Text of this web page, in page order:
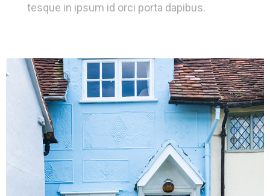
tesque in ipsum id orci porta dapibus.